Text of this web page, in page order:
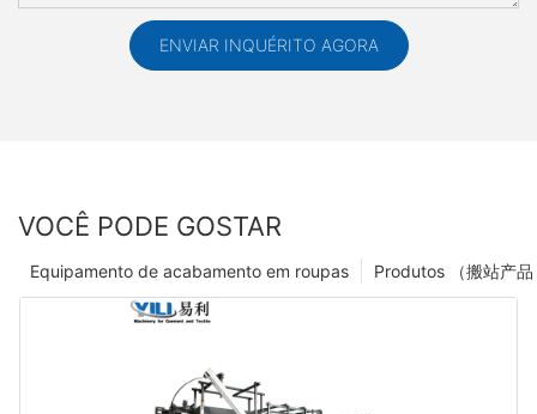
ENVIAR INQUÉRITO AGORA
VOCÊ PODE GOSTAR
Equipamento de acabamento em roupas